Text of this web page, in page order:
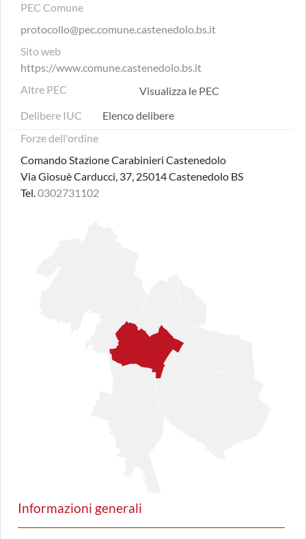
PEC Comune
protocollo@pec.comune.castenedolo.bs.it
Sito web
https://www.comune.castenedolo.bs.it
Altre PEC
Visualizza le PEC
Delibere IUC
Elenco delibere
Forze dell'ordine
Comando Stazione Carabinieri Castenedolo
Via Giosuè Carducci, 37, 25014 Castenedolo BS
Tel.0302731102
Informazioni generali